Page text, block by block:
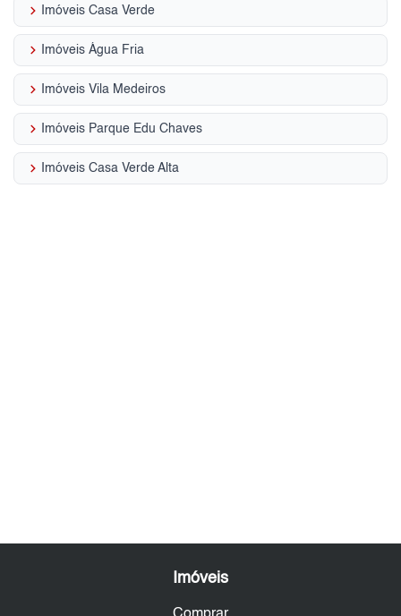
keyboard_arrow_right Imóveis Casa Verde
keyboard_arrow_right Imóveis Água Fria
keyboard_arrow_right Imóveis Vila Medeiros
keyboard_arrow_right Imóveis Parque Edu Chaves
keyboard_arrow_right Imóveis Casa Verde Alta
Imóveis